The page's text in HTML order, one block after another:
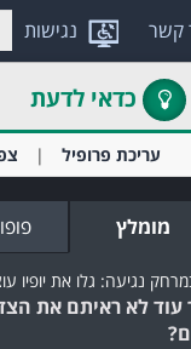
נגישות קשר
כדאי לדעת
עריכת פרופיל
מומלץ
עוד לא ראיתם את